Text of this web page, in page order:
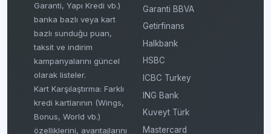
Garanti, Yapı Kredi vb.)
banka bazlı veya kart
bazlı sunduğu puan,
taksit ve indirim
kampanyalarını güncel
olarak listeler.
Kart Karşılaştırma: Farklı
kredi kartlarının (Wings,
Bonus, World vb.)
özelliklerini, avantajlarını
Garanti BBVA
Getirfinans
Halkbank
HSBC
ICBC Turkey
ING Bank
Kuveyt Türk
Mastercard